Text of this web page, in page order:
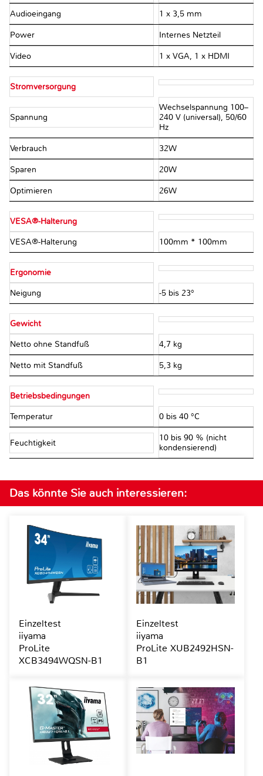
Audioeingang 1 x 3,5 mm
Power Internes Netzteil
Video 1 x VGA, 1 x HDMI
Stromversorgung
Spannung
Wechselspannung 100–
240 V (universal), 50/60
Hz
Verbrauch 32W
Sparen 20W
Optimieren 26W
VESA®-Halterung
VESA®-Halterung 100mm * 100mm
Ergonomie
Neigung -5 bis 23°
Gewicht
Netto ohne Standfuß 4,7 kg
Netto mit Standfuß 5,3 kg
Betriebsbedingungen
Temperatur 0 bis 40 °C
Feuchtigkeit
10 bis 90 % (nicht
kondensierend)
Das könnte Sie auch interessieren:
Einzeltest
iiyama
ProLite
XCB3494WQSN-B1
Einzeltest
iiyama
ProLite XUB2492HSN-
B1